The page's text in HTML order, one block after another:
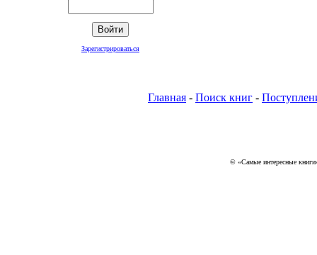
Зарегистрироваться
Главная - Поиск книг -
© «Самые интересные